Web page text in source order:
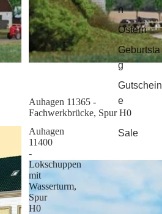
n
Ostern
Geburtsta
g
Gutschein
e
Sale
Sale
Auhagen 11365 -
Fachwerkbrücke, Spur H0
Auhagen
11400
-
Lokschuppen
mit
Wasserturm,
Spur
H0